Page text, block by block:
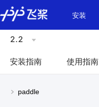
\u200E
安装
2.2
安装指南 使用指南
paddle